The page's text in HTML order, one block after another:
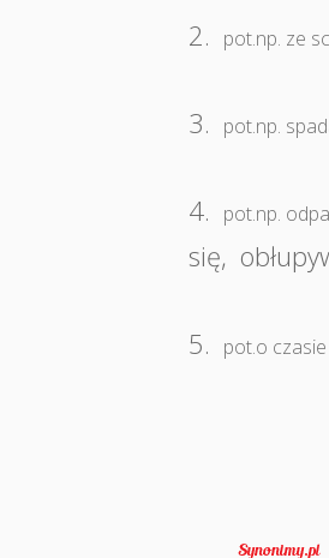
2. pot.np. ze
3. pot.np.
4. pot.np.
się,
5. pot.o czasie